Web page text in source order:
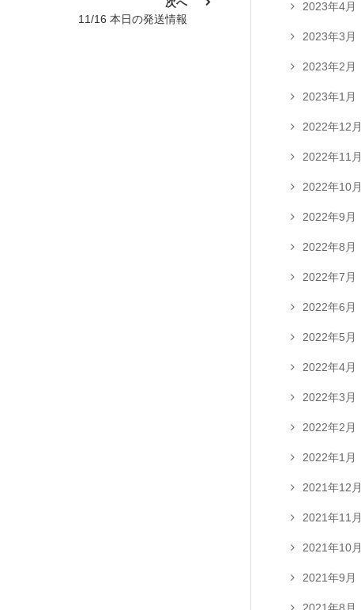
11/16 本日の発送情報
2023年4月
2023年3月
2023年2月
2023年1月
2022年12月
2022年11月
2022年10月
2022年9月
2022年8月
2022年7月
2022年6月
2022年5月
2022年4月
2022年3月
2022年2月
2022年1月
2021年12月
2021年11月
2021年10月
2021年9月